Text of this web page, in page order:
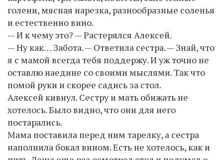
голени, мясная нарезка, разнообразные соленья
и естественно вино.
— И к чему это? — Растерялся Алексей.
— Ну как… Забота. — Ответила сестра. — Знай, что
я с мамой всегда тебя поддержу. И уж точно не
оставлю наедине со своими мыслями. Так что
помой руки и скорее садись за стол.
Алексей кивнул. Сестру и мать обижать не
хотелось. Было видно, что они для него
постарались.
Мама поставила перед ним тарелку, а сестра
наполнила бокал вином. Есть не хотелось, как и